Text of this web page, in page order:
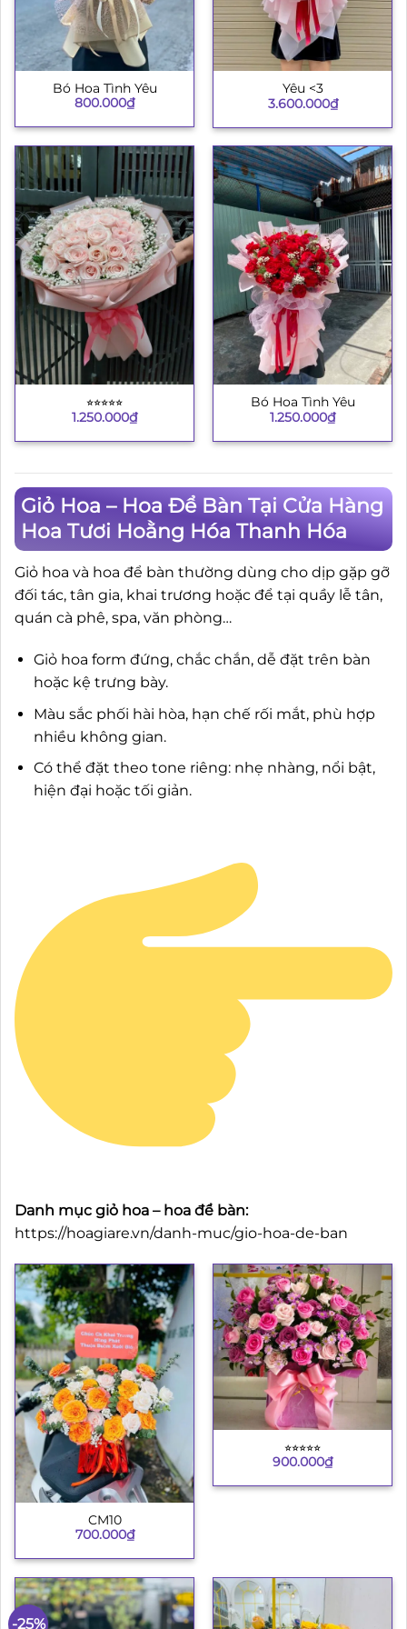
Bó Hoa Tình Yêu
800.000₫
Yêu <3
3.600.000₫
⭐︎⭐︎⭐︎⭐︎⭐︎
1.250.000₫
Bó Hoa Tình Yêu
1.250.000₫
Giỏ Hoa – Hoa Để Bàn Tại Cửa Hàng
Hoa Tươi Hoằng Hóa Thanh Hóa
Giỏ hoa và hoa để bàn thường dùng cho dịp gặp gỡ
đối tác, tân gia, khai trương hoặc để tại quầy lễ tân,
quán cà phê, spa, văn phòng…
Giỏ hoa form đứng, chắc chắn, dễ đặt trên bàn
hoặc kệ trưng bày.
Màu sắc phối hài hòa, hạn chế rối mắt, phù hợp
nhiều không gian.
Có thể đặt theo tone riêng: nhẹ nhàng, nổi bật,
hiện đại hoặc tối giản.
Danh mục giỏ hoa – hoa để bàn:
https://hoagiare.vn/danh-muc/gio-hoa-de-ban
CM10
700.000₫
⭐︎⭐︎⭐︎⭐︎⭐︎
900.000₫
-25%